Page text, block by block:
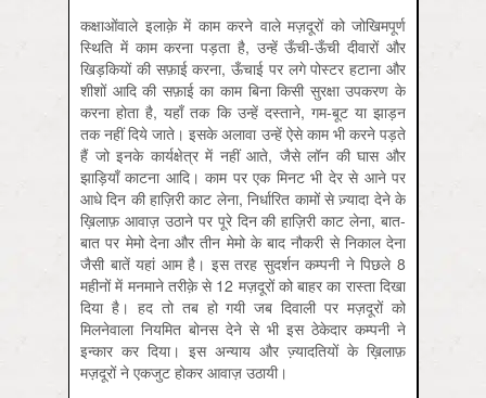
कक्षाओंवाले इलाक़े में काम करने वाले मज़दूरों को जोखिमपूर्ण
स्थिति में काम करना पड़ता है, उन्‍हें ऊँची-ऊँची दीवारों और
खिड़कियों की सफ़ाई करना, ऊँचाई पर लगे पोस्‍टर हटाना और
शीशों आदि की सफ़ाई का काम बिना किसी सुरक्षा उपकरण के
करना होता है, यहाँ तक कि उन्‍हें दस्ताने, गम-बूट या झाड़न
तक नहीं दिये जाते। इसके अलावा उन्‍हें ऐसे काम भी करने पड़ते
हैं जो इनके कार्यक्षेत्र में नहीं आते, जैसे लॉन की घास और
झाड़ियाँ काटना आदि। काम पर एक मिनट भी देर से आने पर
आधे दिन की हाज़िरी काट लेना, निर्धारित कामों से ज़्यादा देने के
ख़िलाफ़ आवाज़ उठाने पर पूरे दिन की हाज़िरी काट लेना, बात-
बात पर मेमो देना और तीन मेमो के बाद नौकरी से निकाल देना
जैसी बातें यहां आम है। इस तरह सुदर्शन कम्पनी ने पिछले 8
महीनों में मनमाने तरीक़े से 12 मज़दूरों को बाहर का रास्ता दिखा
दिया है। हद तो तब हो गयी जब दिवाली पर मज़दूरों को
मिलनेवाला नियमित बोनस देने से भी इस ठेकेदार कम्पनी ने
इन्‍कार कर दिया। इस अन्‍याय और ज्‍़यादतियों के ख़िलाफ़
मज़दूरों ने एकजुट होकर आवाज़ उठायी।